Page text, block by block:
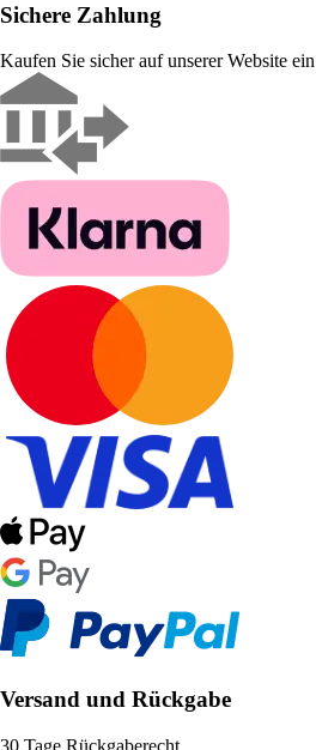
Sichere Zahlung
Kaufen Sie sicher auf unserer Website ein
Versand und Rückgabe
30 Tage Rückgaberecht